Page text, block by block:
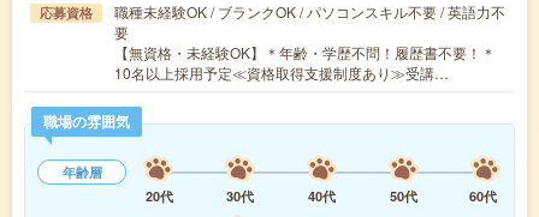
応募資格
職種未経験OK / ブランクOK / パソコンスキル不要 / 英語力不
要
【無資格・未経験OK】＊年齢・学歴不問！履歴書不要！＊
10名以上採用予定≪資格取得支援制度あり≫受講…
職場の雰囲気
年齢層
20代
30代 40代 50代
60代